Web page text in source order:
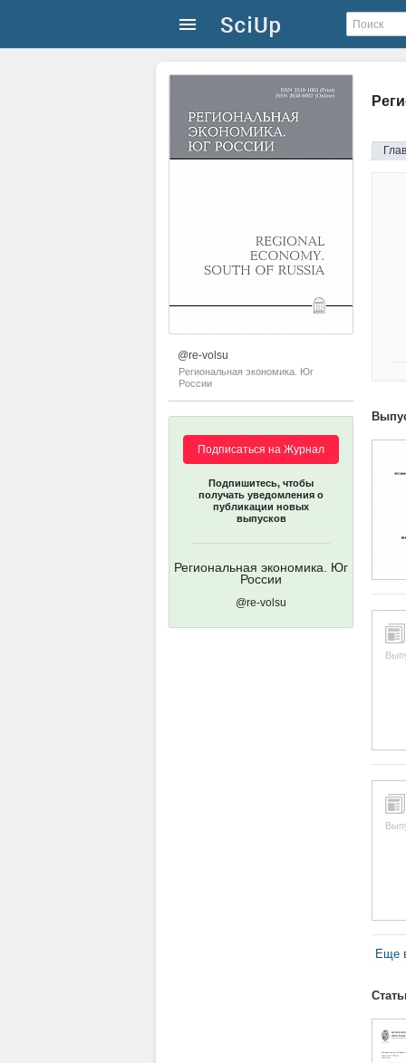
@re-volsu
Региональная экономика. Юг
России
Подписаться на Журнал
Подпишитесь, чтобы
получать уведомления о
публикации новых
выпусков
Региональная экономика. Юг
России
@re-volsu
Еще